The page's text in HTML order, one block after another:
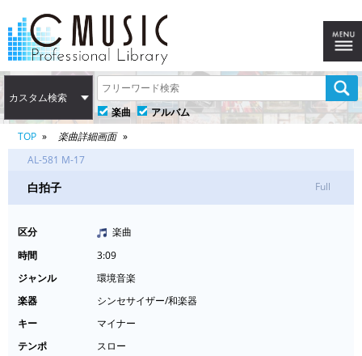
カスタム検索
楽曲
アルバム
TOP
楽曲詳細画面
AL-581 M-17
白拍子 Full
区分
楽曲
時間
3:09
ジャンル
環境音楽
楽器
シンセサイザー/和楽器
キー
マイナー
テンポ
スロー